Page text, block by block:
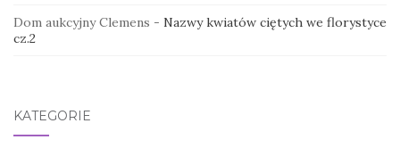
Dom aukcyjny Clemens - Nazwy kwiatów ciętych we florystyce
cz.2
KATEGORIE